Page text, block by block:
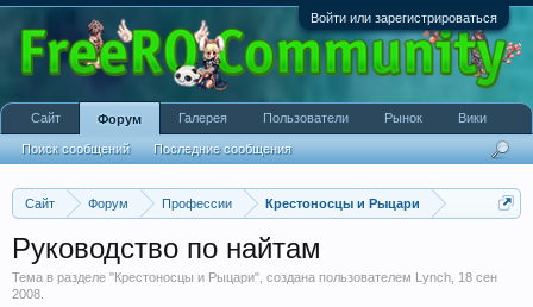
Войти или зарегистрироваться
Сайт Форум Профессии Крестоносцы и Рыцари
Руководство по найтам
Тема в разделе "Крестоносцы и Рыцари", создана пользователем Lynch 18 сен
2008
Сайт Форум
Поиск сообщений Последние сообщения
Галерея Пользователи Рынок Вики